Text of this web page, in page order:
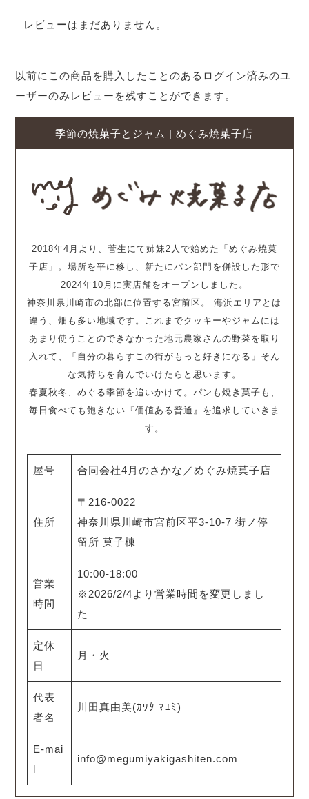
レビューはまだありません。
以前にこの商品を購入したことのあるログイン済みのユ
ーザーのみレビューを残すことができます。
季節の焼菓子とジャム | めぐみ焼菓子店
2018年4月より、菅生にて姉妹2人で始めた「めぐみ焼菓
子店」。場所を平に移し、新たにパン部門を併設した形で
2024年10月に実店舗をオープンしました。
神奈川県川崎市の北部に位置する宮前区。 海浜エリアとは
違う、畑も多い地域です。これまでクッキーやジャムには
あまり使うことのできなかった地元農家さんの野菜を取り
入れて、「自分の暮らすこの街がもっと好きになる」そん
な気持ちを育んでいけたらと思います。
春夏秋冬、めぐる季節を追いかけて。パンも焼き菓子も、
毎日食べても飽きない『価値ある普通』を追求していきま
す。
屋号 合同会社4月のさかな／めぐみ焼菓子店
住所
〒216-0022
神奈川県川崎市宮前区平3-10-7 街ノ停
留所 菓子棟
営業
時間
10:00-18:00
※2026/2/4より営業時間を変更しまし
た
定休
日
月・火
代表
者名
川田真由美(ｶﾜﾀ ﾏﾕﾐ)
E-mai
l
info@megumiyakigashiten.com